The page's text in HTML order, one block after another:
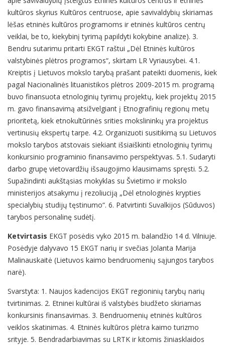
kultūros skyrius Kultūros centruose, apie savivaldybių skiriamas
lėšas etninės kultūros programoms ir etninės kultūros centrų
veiklai, be to, kiekybinį tyrimą papildyti kokybine analize). 3.
Bendru sutarimu pritarti EKGT raštui „Dėl Etninės kultūros
valstybinės plėtros programos“, skirtam LR Vyriausybei. 4.1.
Kreiptis į Lietuvos mokslo tarybą prašant pateikti duomenis, kiek
pagal Nacionalinės lituanistikos plėtros 2009-2015 m. programą
buvo finansuota etnologinių tyrimų projektų, kiek projektų 2015
m. gavo finansavimą atsižvelgiant į Etnografinių regionų metų
prioritetą, kiek etnokultūrinės srities mokslininkų yra projektus
vertinusių ekspertų tarpe. 4.2. Organizuoti susitikimą su Lietuvos
mokslo tarybos atstovais siekiant išsiaiškinti etnologinių tyrimų
konkursinio programinio finansavimo perspektyvas. 5.1. Sudaryti
darbo grupę vietovardžių išsaugojimo klausimams spręsti. 5.2.
Supažindinti aukštąsias mokyklas su Švietimo ir mokslo
ministerijos atsakymu į rezoliuciją „Dėl etnologinės krypties
specialybių studijų tęstinumo“. 6. Patvirtinti Suvalkijos (Sūduvos)
tarybos personalinę sudėtį.
Ketvirtasis EKGT posėdis vyko 2015 m. balandžio 14 d. Vilniuje.
Posėdyje dalyvavo 15 EKGT narių ir svečias Jolanta Marija
Malinauskaitė (Lietuvos kaimo bendruomenių sąjungos tarybos
narė).
Svarstyta: 1. Naujos kadencijos EKGT regioninių tarybų narių
tvirtinimas. 2. Etninei kultūrai iš valstybės biudžeto skiriamas
konkursinis finansavimas. 3. Bendruomenių etninės kultūros
veiklos skatinimas. 4. Etninės kultūros plėtra kaimo turizmo
srityje. 5. Bendradarbiavimas su LRTK ir kitomis žiniasklaidos